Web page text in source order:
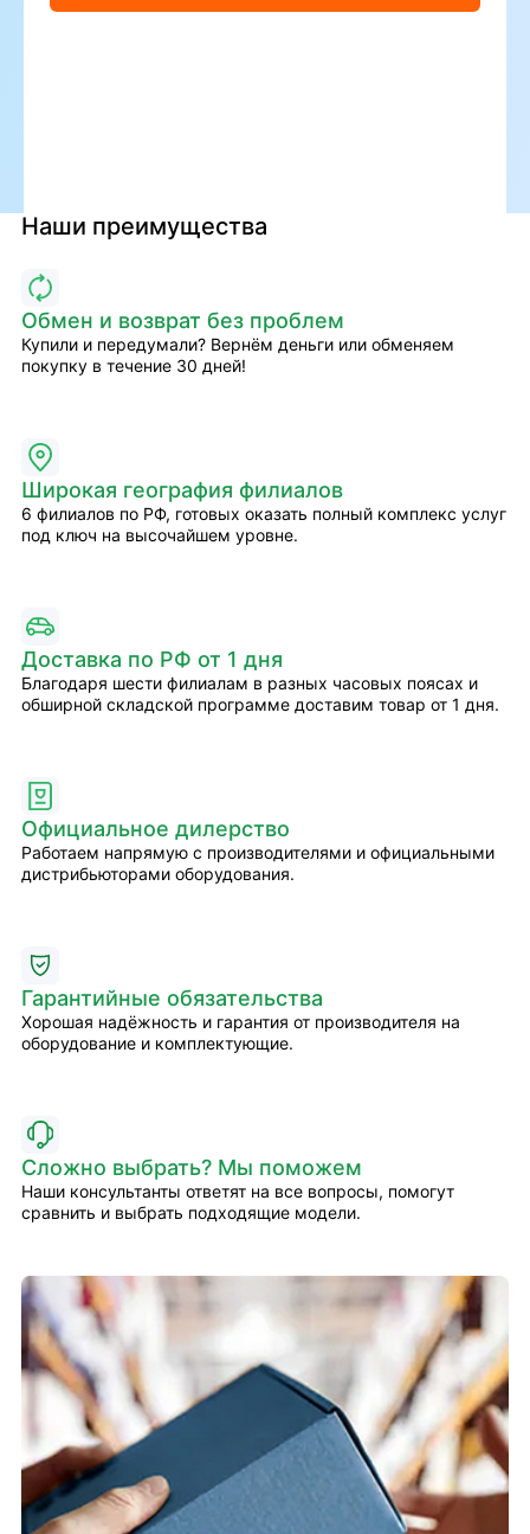
Наши преимущества
Обмен и возврат без проблем
Купили и передумали? Вернём деньги или обменяем
покупку в течение 30 дней!
Широкая география филиалов
6 филиалов по РФ, готовых оказать полный комплекс услуг
под ключ на высочайшем уровне.
Доставка по РФ от 1 дня
Благодаря шести филиалам в разных часовых поясах и
обширной складской программе доставим товар от 1 дня.
Официальное дилерство
Работаем напрямую с производителями и официальными
дистрибьюторами оборудования.
Гарантийные обязательства
Хорошая надёжность и гарантия от производителя на
оборудование и комплектующие.
Сложно выбрать? Мы поможем
Наши консультанты ответят на все вопросы, помогут
сравнить и выбрать подходящие модели.